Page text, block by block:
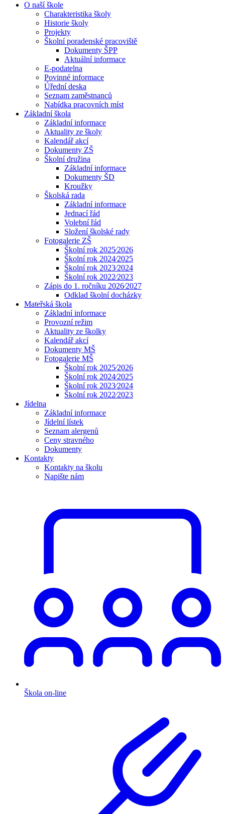
O naší škole
Charakteristika školy
Historie školy
Projekty
Školní poradenské pracoviště
Dokumenty ŠPP
Aktuální informace
E-podatelna
Povinné informace
Úřední deska
Seznam zaměstnanců
Nabídka pracovních míst
Základní škola
Základní informace
Aktuality ze školy
Kalendář akcí
Dokumenty ZŠ
Školní družina
Základní informace
Dokumenty ŠD
Kroužky
Školská rada
Základní informace
Jednací řád
Volební řád
Složení školské rady
Fotogalerie ZŠ
Školní rok 2025⁄2026
Školní rok 2024⁄2025
Školní rok 2023⁄2024
Školní rok 2022⁄2023
Zápis do 1. ročníku 2026⁄2027
Odklad školní docházky
Mateřská škola
Základní informace
Provozní režim
Aktuality ze školky
Kalendář akcí
Dokumenty MŠ
Fotogalerie MŠ
Školní rok 2025⁄2026
Školní rok 2024⁄2025
Školní rok 2023⁄2024
Školní rok 2022⁄2023
Jídelna
Základní informace
Jídelní lístek
Seznam alergenů
Ceny stravného
Dokumenty
Kontakty
Kontakty na školu
Napište nám
Škola on-line